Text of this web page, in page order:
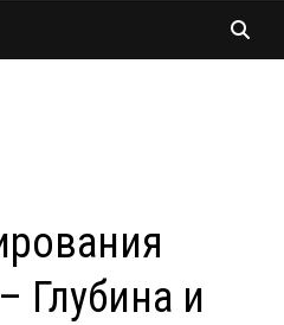
Глубина и